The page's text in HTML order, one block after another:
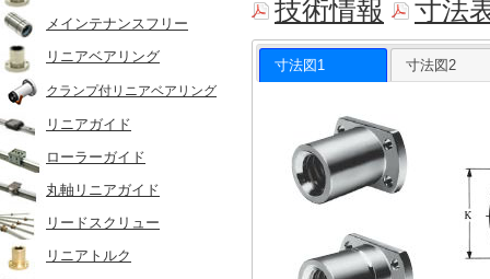
メインテナンスフリー
リニアベアリング
クランプ付リニアベアリング
リニアガイド
ローラーガイド
丸軸リニアガイド
リードスクリュー
リニアトルク
技術情報 寸法
寸法図1 寸法図2